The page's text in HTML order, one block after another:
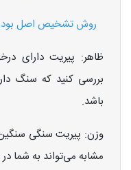
روش تشخیص اصل
ظاهر: پیریت دارای
بررسی کنید که سنگ
باشد.
وزن: پیریت سنگی
مشابه می‌تواند به